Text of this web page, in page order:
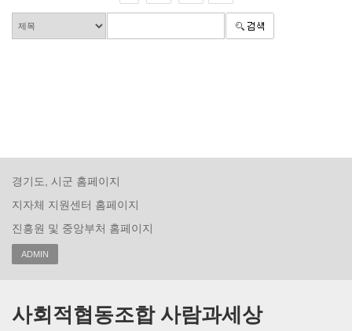
경기도, 시군 홈페이지
지자체 지원센터 홈페이지
진흥원 및 중앙부처 홈페이지
ADMIN
사회적협동조합 사람과세상